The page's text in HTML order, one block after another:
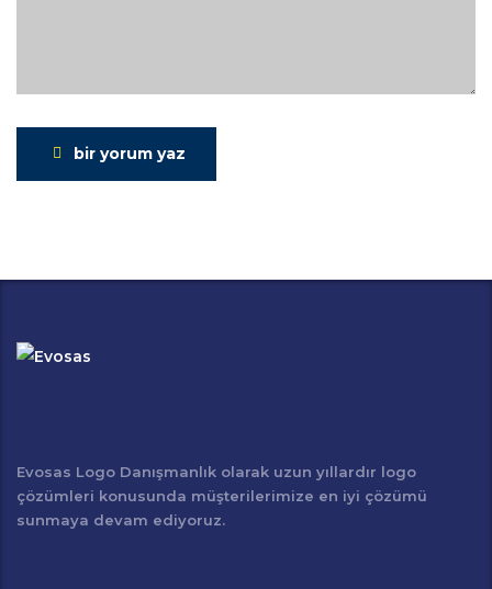
bir yorum yaz
Evosas Logo Danışmanlık olarak uzun yıllardır logo
çözümleri konusunda müşterilerimize en iyi çözümü
sunmaya devam ediyoruz.